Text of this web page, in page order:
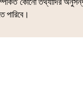
পারিবে।